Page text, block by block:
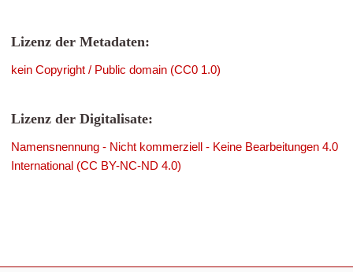
Lizenz der Metadaten:
kein Copyright / Public domain (CC0 1.0)
Lizenz der Digitalisate:
Namensnennung - Nicht kommerziell - Keine Bearbeitungen 4.0
International (CC BY-NC-ND 4.0)